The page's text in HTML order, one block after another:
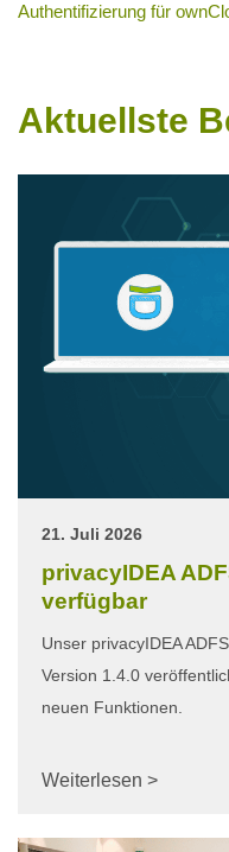
Authentifizierung für
Aktuellste
21. Juli 2026
privacyIDEA
verfügbar
Unser privacyIDEA
Version 1.4.0
neuen Funktionen.
Weiterlesen >